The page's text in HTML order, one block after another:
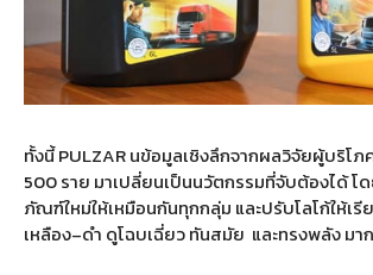
ทั้งนี้PULZARนข้อมูลเชิงลึกจากผลวิจัยผู้บริโภ
500ราย มาเปลี่ยนเป็นนวัตกรรมที่จับต้องได้ โ
ภัณฑ์ใหม่ให้เหมือนกันทุกกลุ่ม และปรับโลโก้ให้เรี
เหลือง–ดำ ดูโฉบเฉี่ยว ทันสมัย และทรงพลัง มา